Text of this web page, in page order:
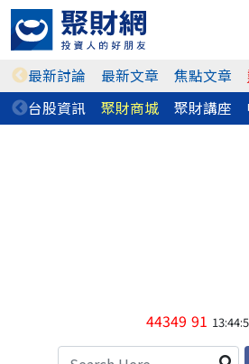
最新討論 最新文章 焦點文章
台股資訊
聚財商城 聚財講座
44349 91